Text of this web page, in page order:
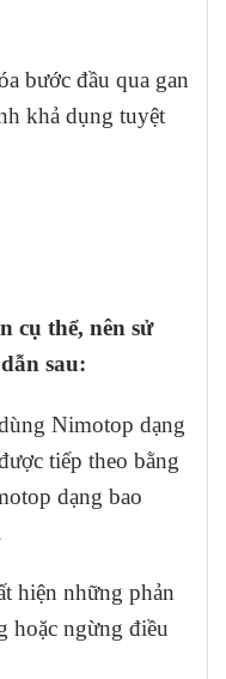
bước đầu qua gan
khả dụng tuyệt
cụ thể, nên sử
sau:
Nimotop dạng
tiếp theo bằng
dạng bao
hiện những phản
hoặc ngừng điều